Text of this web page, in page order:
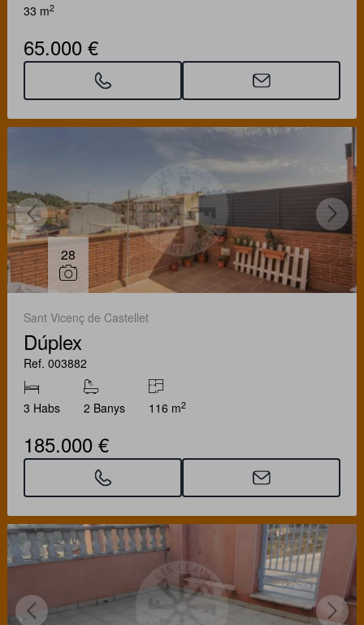
33 m2
65.000 €
28
Sant Vicenç de Castellet
Dúplex
Ref. 003882
3 Habs 2 Banys 116 m2
185.000 €